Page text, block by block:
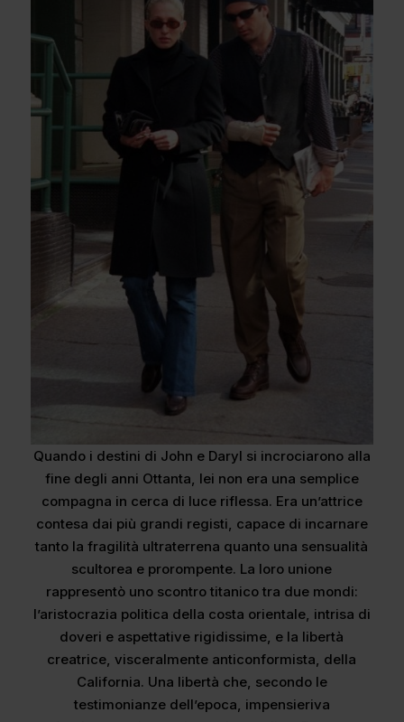
Quando i destini di John e Daryl si incrociarono alla
fine degli anni Ottanta, lei non era una semplice
compagna in cerca di luce riflessa. Era un’attrice
contesa dai più grandi registi, capace di incarnare
tanto la fragilità ultraterrena quanto una sensualità
scultorea e prorompente. La loro unione
rappresentò uno scontro titanico tra due mondi:
l’aristocrazia politica della costa orientale, intrisa di
doveri e aspettative rigidissime, e la libertà
creatrice, visceralmente anticonformista, della
California. Una libertà che, secondo le
testimonianze dell’epoca, impensieriva